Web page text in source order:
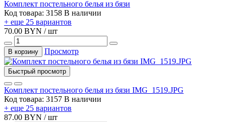
Комплект постельного белья из бязи
Код товара: 3158 В наличии
+ еще 25 вариантов
70.00 BYN / шт
В корзину Просмотр
Быстрый просмотр
Комплект постельного белья из бязи IMG_1519.JPG
Код товара: 3157 В наличии
+ еще 25 вариантов
87.00 BYN / шт